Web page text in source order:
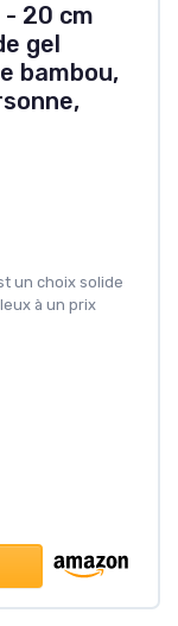
20 cm
gel
bambou,
un choix solide
à un prix